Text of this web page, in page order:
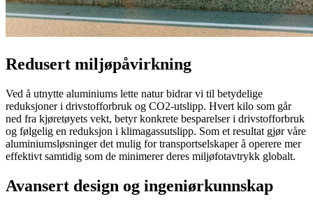
Redusert miljøpåvirkning
Ved å utnytte aluminiums lette natur bidrar vi til betydelige
reduksjoner i drivstofforbruk og CO2-utslipp. Hvert kilo som går
ned fra kjøretøyets vekt, betyr konkrete besparelser i drivstofforbruk
og følgelig en reduksjon i klimagassutslipp. Som et resultat gjør våre
aluminiumsløsninger det mulig for transportselskaper å operere mer
effektivt samtidig som de minimerer deres miljøfotavtrykk globalt.
Avansert design og ingeniørkunnskap